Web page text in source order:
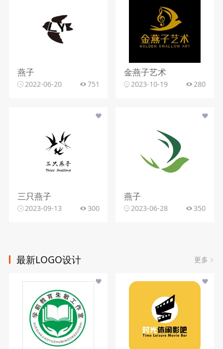
燕子
2022-06-20 751
金燕子艺术
2023-10-19 280
三只燕子
2023-09-13 300
燕子
2023-06-28 350
最新LOGO设计 更多